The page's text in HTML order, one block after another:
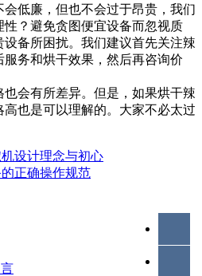
低廉，但也不会过于昂贵，我们
？避免贪图便宜设备而忽视质
备所困扰。我们建议首先关注辣
务和烘干效果，然后再咨询价
会有所差异。但是，如果烘干辣
也是可以理解的。大家不必太过
设计理念与初心
正确操作规范